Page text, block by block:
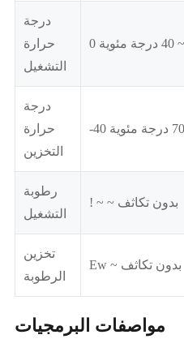
درجة
حرارة
التشغيل
درجة
حرارة
التخزين
رطوبة
التشغيل
! ~ ~ بدون تكاثف
تخزين
الرطوبة
Ew ~ بدون تكاثف
مواصفات البرمجيات